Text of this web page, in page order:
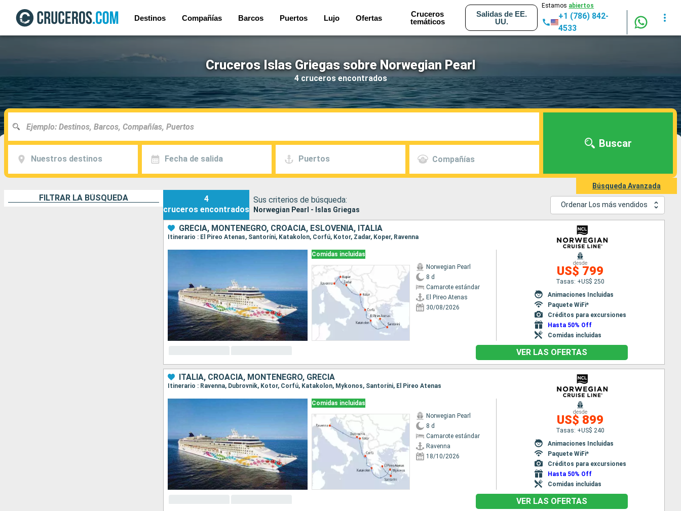
Destinos Compañías Barcos Puertos Lujo Ofertas
Cruceros
temáticos
Salidas de EE.
UU.
Estamos abiertos
+1 (786) 842-
4533
Cruceros Islas Griegas sobre Norwegian Pearl
4 cruceros encontrados
Nuestros destinos Fecha de salida Puertos Compañías
Buscar
Búsqueda Avanzada
FILTRAR LA BÚSQUEDA
4
cruceros encontrados
Sus criterios de búsqueda:
Norwegian Pearl - Islas Griegas
Ordenar Los más vendidos
GRECIA, MONTENEGRO, CROACIA, ESLOVENIA, ITALIA
Itinerario : El Pireo Atenas, Santoríni, Katakolon, Corfú, Kotor, Zadar, Koper, Ravenna
Comidas incluidas
Norwegian Pearl
8 d
Camarote estándar
El Pireo Atenas
30/08/2026
desde
US$ 799
Tasas: +US$ 250
Animaciones Incluidas
Paquete WiFi*
Créditos para excursiones
Hasta 50% Off
Comidas incluidas
VER LAS OFERTAS
ITALIA, CROACIA, MONTENEGRO, GRECIA
Itinerario : Ravenna, Dubrovnik, Kotor, Corfú, Katakolon, Mykonos, Santoríni, El Pireo Atenas
Comidas incluidas
Norwegian Pearl
8 d
Camarote estándar
Ravenna
18/10/2026
desde
US$ 899
Tasas: +US$ 240
Animaciones Incluidas
Paquete WiFi*
Créditos para excursiones
Hasta 50% Off
Comidas incluidas
VER LAS OFERTAS